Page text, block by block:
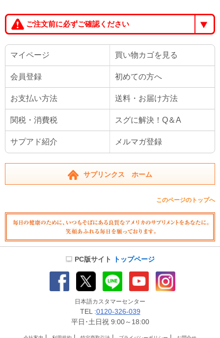
ご注文前に必ずご確認ください
マイページ 買い物カゴを見る
会員登録 初めての方へ
お支払い方法 送料・お届け方法
関税・消費税 スグに解決！Q＆A
サプアド紹介 メルマガ登録
サプリンクス ホーム
このページのトップへ
PC版サイト トップページ
日本語カスタマーセンター
TEL :0120-326-039
平日･土日祝 9:00～18:00